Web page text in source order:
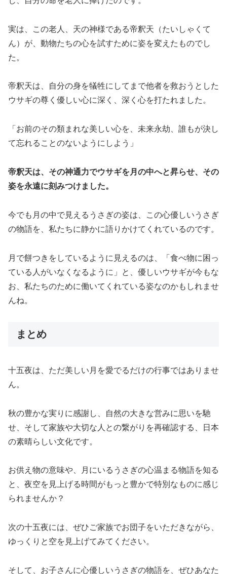
実は、この老人、天の神様である帝釈天（たいしゃくて
ん）が、動物たちの心を試すために姿を変えたものでし
た。
帝釈天は、自分の身を犠牲にしてまで他者を救おうとした
ウサギの尊く優しい心に深く、深く心を打たれました。
「お前のその類まれな美しい心を、未来永劫、誰もが決し
て忘れることのないようにしよう」
帝釈天は、その神通力でウサギを月の中へと昇らせ、その
姿を永遠に刻みつけました。
今でも月の中で見えるうさぎの姿は、この心優しいうさぎ
の物語を、私たちに静かに語りかけてくれているのです。
月で餅つきをしているように見えるのは、「食べ物に困っ
ている人がいなくなるように」と、優しいウサギが今もな
お、私たちのために働いてくれている姿なのかもしれませ
んね。
まとめ
十五夜は、ただ美しい月を愛でるだけの行事ではありませ
ん。
秋の豊かな実りに感謝し、自然の大きな営みに思いを馳
せ、そして家族や大切な人との繋がりを再確認する、日本
の素晴らしい文化です。
お供え物の意味や、月にいるうさぎの心温まる物語を知る
と、夜空を見上げる時間がもっと豊かで特別なものに感じ
られませんか？
次の十五夜には、ぜひご家族でお団子をいただきながら、
ゆっくりと空を見上げてみてください。
そして、お子さんに心優しいうさぎの物語を、ぜひあなた